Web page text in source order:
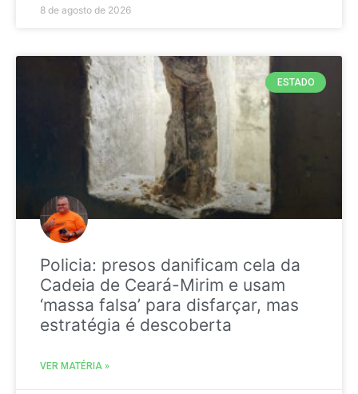
8 de agosto de 2026
ESTADO
Policia: presos danificam cela da
Cadeia de Ceará-Mirim e usam
‘massa falsa’ para disfarçar, mas
estratégia é descoberta
VER MATÉRIA »